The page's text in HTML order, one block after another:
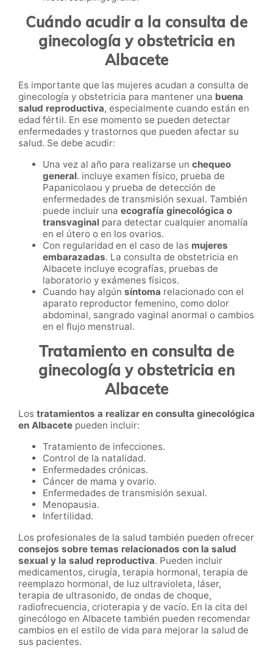
Cuándo acudir a la consulta de
ginecología y obstetricia en
Albacete
Es importante que las mujeres acudan a consulta de
ginecología y obstetricia para mantener una buena
salud reproductiva, especialmente cuando están en
edad fértil. En ese momento se pueden detectar
enfermedades y trastornos que pueden afectar su
salud. Se debe acudir:
Una vez al año para realizarse un chequeo
general. incluye examen físico, prueba de
Papanicolaou y prueba de detección de
enfermedades de transmisión sexual. También
puede incluir una ecografía ginecológica o
transvaginal para detectar cualquier anomalía
en el útero o en los ovarios.
Con regularidad en el caso de las mujeres
embarazadas. La consulta de obstetricia en
Albacete incluye ecografías, pruebas de
laboratorio y exámenes físicos.
Cuando hay algún síntoma relacionado con el
aparato reproductor femenino, como dolor
abdominal, sangrado vaginal anormal o cambios
en el flujo menstrual.
Tratamiento en consulta de
ginecología y obstetricia en
Albacete
Los tratamientos a realizar en consulta ginecológica
en Albacete pueden incluir:
Tratamiento de infecciones.
Control de la natalidad.
Enfermedades crónicas.
Cáncer de mama y ovario.
Enfermedades de transmisión sexual.
Menopausia.
Infertilidad.
Los profesionales de la salud también pueden ofrecer
consejos sobre temas relacionados con la salud
sexual y la salud reproductiva. Pueden incluir
medicamentos, cirugía, terapia hormonal, terapia de
reemplazo hormonal, de luz ultravioleta, láser,
terapia de ultrasonido, de ondas de choque,
radiofrecuencia, crioterapia y de vacío. En la cita del
ginecólogo en Albacete también pueden recomendar
cambios en el estilo de vida para mejorar la salud de
sus pacientes.